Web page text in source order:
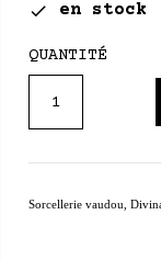
 en stock
QUANTITÉ
Sorcellerie vaudou,